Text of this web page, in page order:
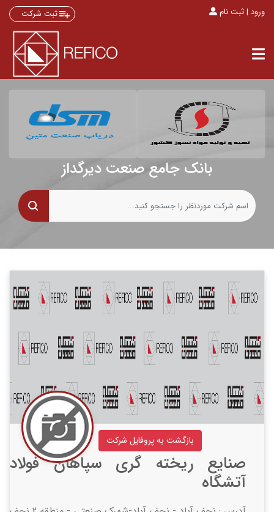
ورود | ثبت نام ثبت شرکت
بانک جامع صنعت دیرگداز
بازگشت به پروفایل شرکت
صنایع ریخته گری سپاهان فولاد
آتشگاه